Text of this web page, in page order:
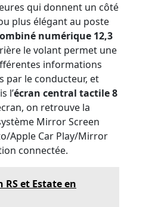
qui donnent un côté
plus élégant au poste
numérique 12,3
le volant permet une
informations
par le conducteur, et
l’écran central tactile 8
on retrouve la
Mirror Screen
Apple Car Play/Mirror
connectée.
RS et Estate en